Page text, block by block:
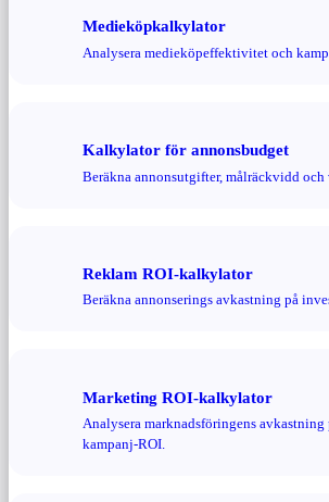
Medieköpkalkylator
Analysera medieköpeffektivitet och
Kalkylator för annonsbudget
Beräkna annonsutgifter, målräckvidd och
Reklam ROI-kalkylator
Beräkna annonserings avkastning på
Marketing ROI-kalkylator
Analysera marknadsföringens
kampanj-ROI.